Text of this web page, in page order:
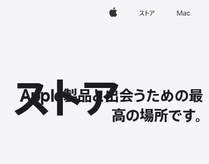
Appleストア Mac
ストア
Apple製品と出会うための最
高の場所です。